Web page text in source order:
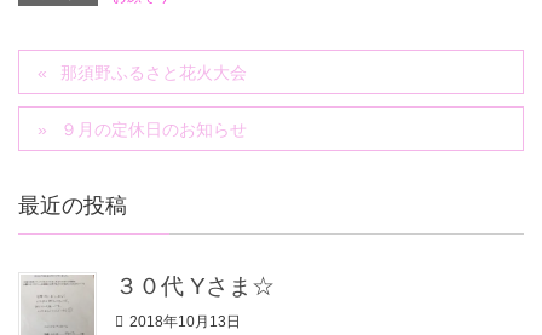
那須野ふるさと花火大会
９月の定休日のお知らせ
最近の投稿
３０代 Yさま☆
2018年10月13日